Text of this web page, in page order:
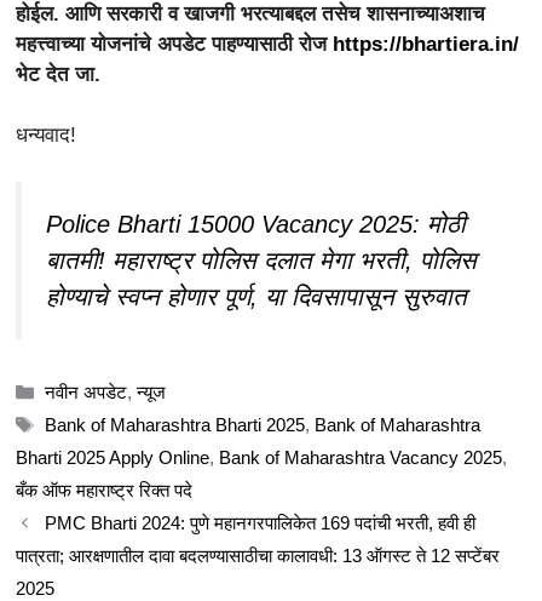
होईल. आणि सरकारी व खाजगी भरत्याबद्दल तसेच शासनाच्याअशाच
महत्त्वाच्या योजनांचे अपडेट पाहण्यासाठी रोजhttps://bhartiera.in/
भेट देत जा.
धन्यवाद!
Police Bharti 15000 Vacancy 2025: मोठी
बातमी! महाराष्ट्र पोलिस दलात मेगा भरती, पोलिस
होण्याचे स्वप्न होणार पूर्ण, या दिवसापासून सुरुवात
Categories
नवीन अपडेट,न्यूज
Tags
Bank of Maharashtra Bharti 2025, Bank of Maharashtra
Bharti 2025 Apply Online, Bank of Maharashtra Vacancy 2025,
बँक ऑफ महाराष्ट्र रिक्त पदे
PMC Bharti 2024: पुणे महानगरपालिकेत 169 पदांची भरती, हवी ही
पात्रता; आरक्षणातील दावा बदलण्यासाठीचा कालावधी: 13 ऑगस्ट ते 12 सप्टेंबर
2025